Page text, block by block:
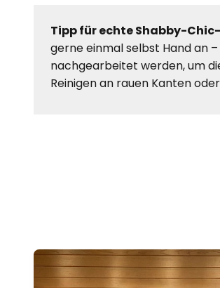
Tipp für echte Shabby-
gerne einmal selbst Hand an
nachgearbeitet werden, um
Reinigen an rauen Kanten